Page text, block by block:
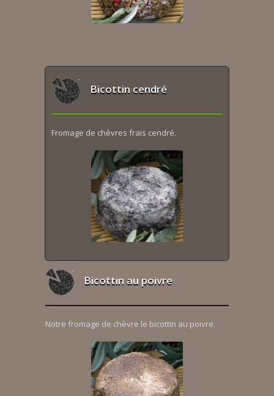
Bicottin cendré
Fromage de chèvres frais cendré.
Bicottin au poivre
Notre fromage de chèvre le bicottin au poivre.